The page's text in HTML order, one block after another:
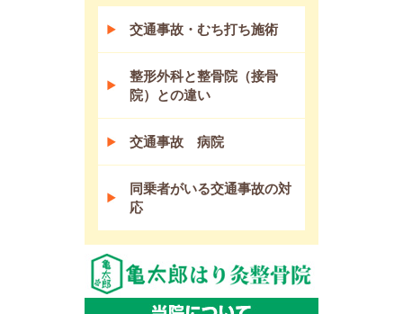
交通事故・むち打ち施術
整形外科と整骨院（接骨
院）との違い
交通事故 病院
同乗者がいる交通事故の対
応